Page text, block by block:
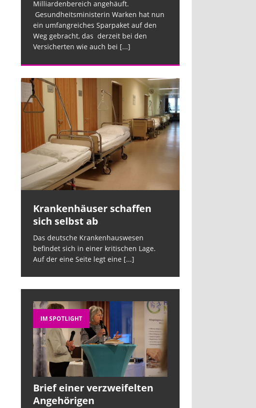
Milliardenbereich angehäuft.
Gesundheitsministerin Warken hat nun
ein umfangreiches Sparpaket auf den
Weg gebracht, das derzeit bei den
Versicherten wie auch bei [...]
Krankenhäuser schaffen
sich selbst ab
Das deutsche Krankenhauswesen
befindet sich in einer kritischen Lage.
Auf der eine Seite legt eine [...]
IM SPOTLIGHT
Brief einer verzweifelten
Angehörigen